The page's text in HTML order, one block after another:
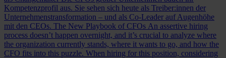
Kompetenzprofil aus. Sie sehen sich heute als Treiber:innen der
Unternehmenstransformation – und als Co-Leader auf Augenhöhe
mit den CEOs. The New Playbook of CFOs An assertive hiring
process doesn’t happen overnight, and it’s crucial to analyze where
the organization currently stands, where it wants to go, and how the
CFO fits into this puzzle. When hiring for this position, considering